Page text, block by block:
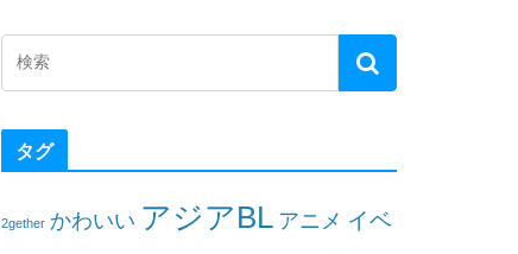
タグ
2gether かわいい アジアBL アニメ イベ